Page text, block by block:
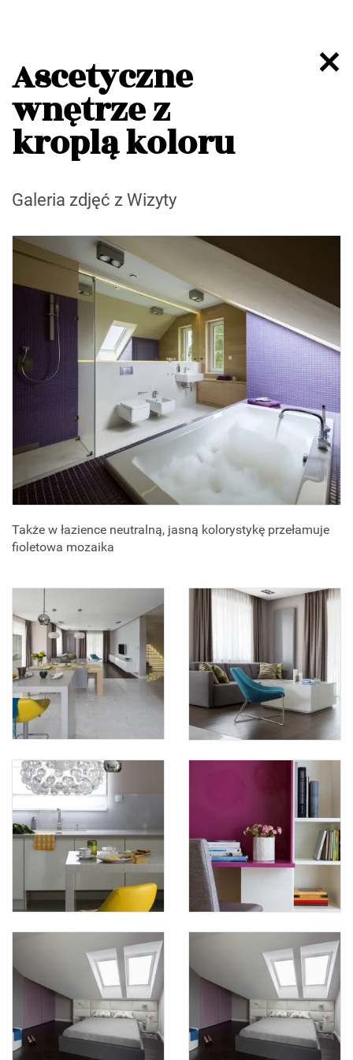
Ascetyczne
wnętrze z
kroplą koloru
Galeria zdjęć z Wizyty
Także w łazience neutralną, jasną kolorystykę przełamuje
fioletowa mozaika